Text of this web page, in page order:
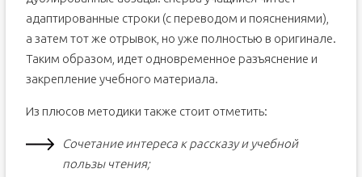
адаптированные строки (с переводом и пояснениями),
а затем тот же отрывок, но уже полностью в оригинале.
Таким образом, идет одновременное разъяснение и
закрепление учебного материала.
Из плюсов методики также стоит отметить:
Сочетание интереса к рассказу и учебной
пользы чтения;